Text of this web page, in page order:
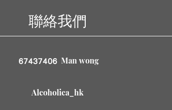
聯絡我們
67437406 Man wong
Alcoholica_hk